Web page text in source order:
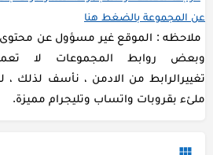
عن المجموعة بالضغط هنا
ملاحظه : الموقع غير مسؤول عن محتوى
وبعض روابط المجموعات لا
تغييرالرابط من الادمن ، نأسف لذلك ،
ملئء بقروبات واتساب وتليجرام مميزة.